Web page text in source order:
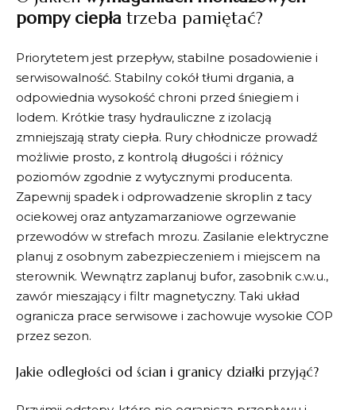
pompy ciepła trzeba pamiętać?
Priorytetem jest przepływ, stabilne posadowienie i
serwisowalność. Stabilny cokół tłumi drgania, a
odpowiednia wysokość chroni przed śniegiem i
lodem. Krótkie trasy hydrauliczne z izolacją
zmniejszają straty ciepła. Rury chłodnicze prowadź
możliwie prosto, z kontrolą długości i różnicy
poziomów zgodnie z wytycznymi producenta.
Zapewnij spadek i odprowadzenie skroplin z tacy
ociekowej oraz antyzamarzaniowe ogrzewanie
przewodów w strefach mrozu. Zasilanie elektryczne
planuj z osobnym zabezpieczeniem i miejscem na
sterownik. Wewnątrz zaplanuj bufor, zasobnik c.w.u.,
zawór mieszający i filtr magnetyczny. Taki układ
ogranicza prace serwisowe i zachowuje wysokie COP
przez sezon.
Jakie odległości od ścian i granicy działki przyjąć?